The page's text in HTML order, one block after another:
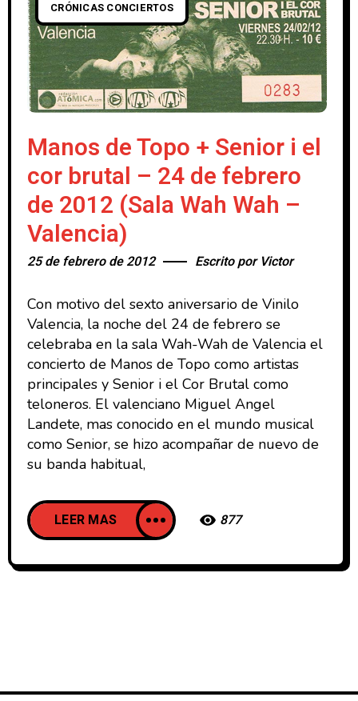
CRÓNICAS CONCIERTOS
Manos de Topo + Senior i el
cor brutal – 24 de febrero
de 2012 (Sala Wah Wah –
Valencia)
25 de febrero de 2012 Escrito por Victor
Con motivo del sexto aniversario de Vinilo
Valencia, la noche del 24 de febrero se
celebraba en la sala Wah-Wah de Valencia el
concierto de Manos de Topo como artistas
principales y Senior i el Cor Brutal como
teloneros. El valenciano Miguel Angel
Landete, mas conocido en el mundo musical
como Senior, se hizo acompañar de nuevo de
su banda habitual,
LEER MAS 877